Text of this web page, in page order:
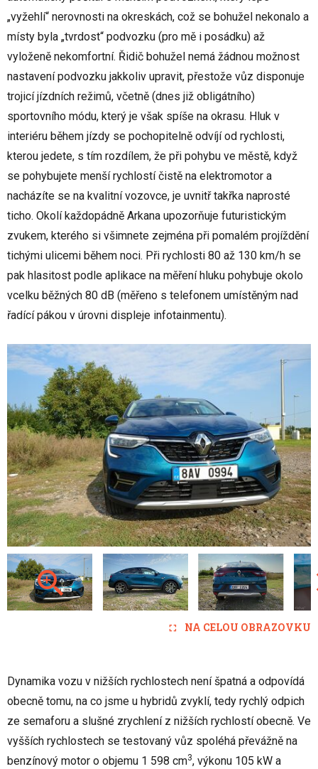
„vyžehlí“ nerovnosti na okreskách, což se bohužel nekonalo a
místy byla „tvrdost“ podvozku (pro mě i posádku) až
vyloženě nekomfortní. Řidič bohužel nemá žádnou možnost
nastavení podvozku jakkoliv upravit, přestože vůz disponuje
trojicí jízdních režimů, včetně (dnes již obligátního)
sportovního módu, který je však spíše na okrasu. Hluk v
interiéru během jízdy se pochopitelně odvíjí od rychlosti,
kterou jedete, s tím rozdílem, že při pohybu ve městě, když
se pohybujete menší rychlostí čistě na elektromotor a
nacházíte se na kvalitní vozovce, je uvnitř takřka naprosté
ticho. Okolí každopádně Arkana upozorňuje futuristickým
zvukem, kterého si všimnete zejména při pomalém projíždění
tichými ulicemi během noci. Při rychlosti 80 až 130 km/h se
pak hlasitost podle aplikace na měření hluku pohybuje okolo
vcelku běžných 80 dB (měřeno s telefonem umístěným nad
řadící pákou v úrovni displeje infotainmentu).
NA CELOU OBRAZOVKU
Dynamika vozu v nižších rychlostech není špatná a odpovídá
obecně tomu, na co jsme u hybridů zvyklí, tedy rychlý odpich
ze semaforu a slušné zrychlení z nižších rychlostí obecně. Ve
vyšších rychlostech se testovaný vůz spoléhá převážně na
benzínový motor o objemu 1 598 cm3, výkonu 105 kW a